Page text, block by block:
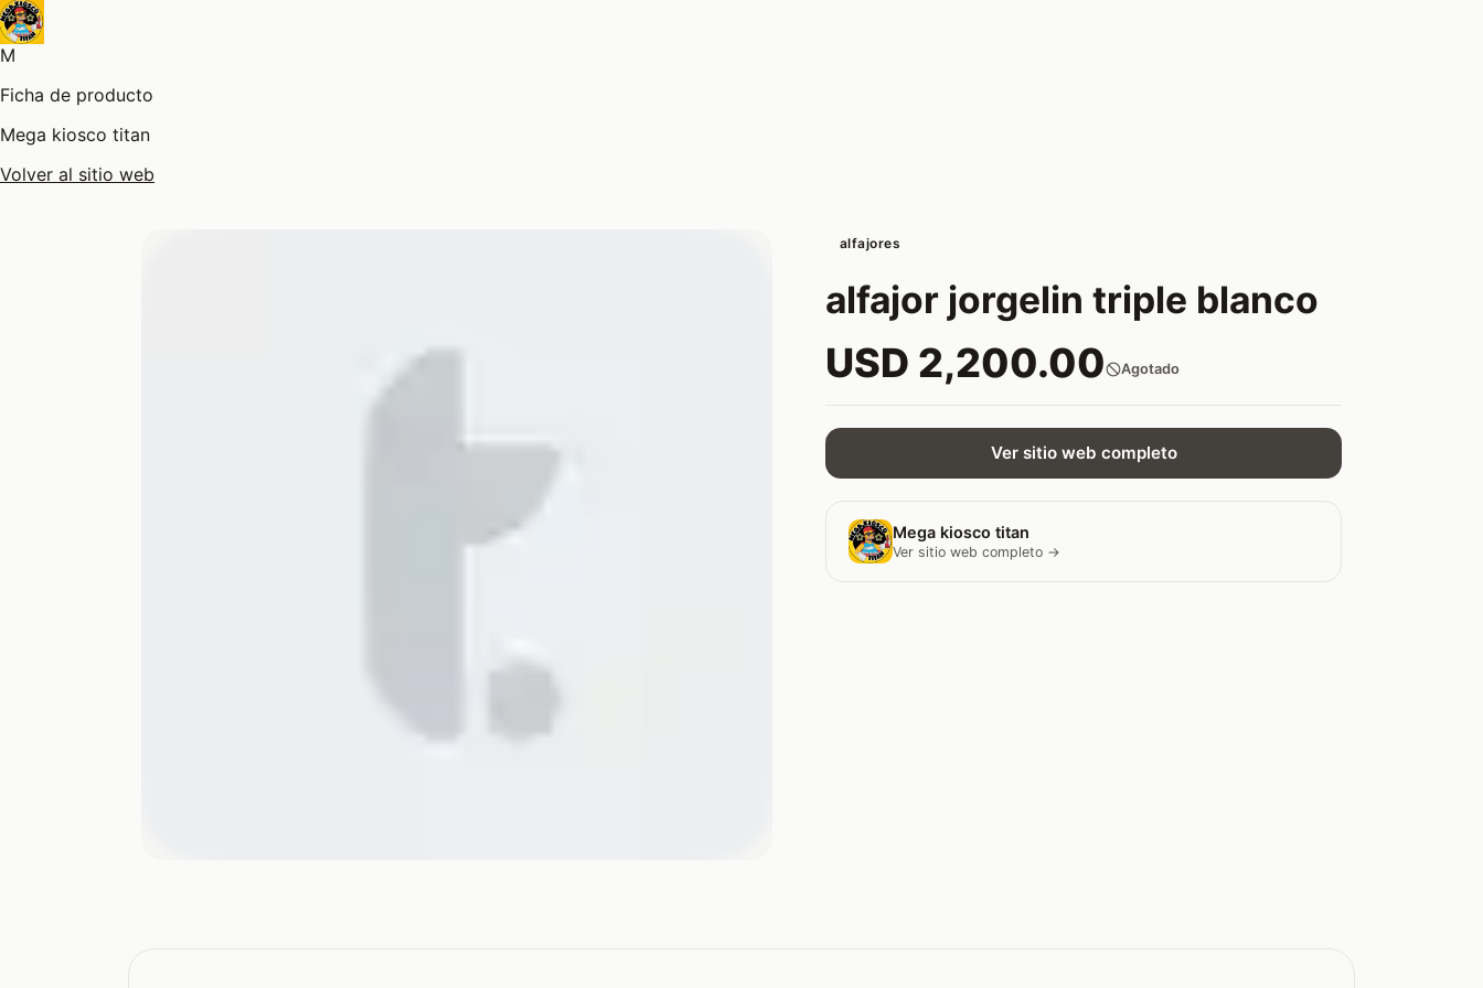
M
Ficha de producto
Mega kiosco titan
Volver al sitio web
alfajores
alfajor jorgelin triple blanco
USD 2,200.00 Agotado
Ver sitio web completo
Mega kiosco titan
Ver sitio web completo →